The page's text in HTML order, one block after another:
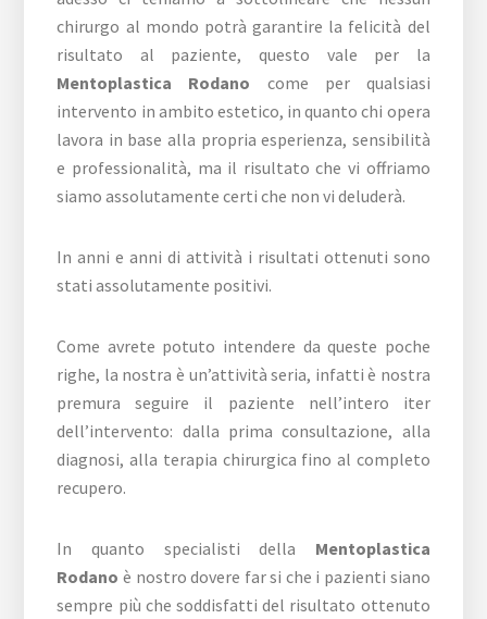
chirurgo al mondo potrà garantire la felicità del
risultato al paziente, questo vale per la
Mentoplastica Rodano come per qualsiasi
intervento in ambito estetico, in quanto chi opera
lavora in base alla propria esperienza, sensibilità
e professionalità, ma il risultato che vi offriamo
siamo assolutamente certi che non vi deluderà.
In anni e anni di attività i risultati ottenuti sono
stati assolutamente positivi.
Come avrete potuto intendere da queste poche
righe, la nostra è un’attività seria, infatti è nostra
premura seguire il paziente nell’intero iter
dell’intervento: dalla prima consultazione, alla
diagnosi, alla terapia chirurgica fino al completo
recupero.
In quanto specialisti della Mentoplastica
Rodano è nostro dovere far si che i pazienti siano
sempre più che soddisfatti del risultato ottenuto